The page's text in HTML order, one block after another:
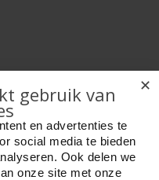
✕
gebruik van
en advertenties te
social media te bieden
Ook delen we
onze site met onze